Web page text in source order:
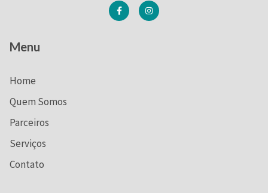
Menu
Home
Quem Somos
Parceiros
Serviços
Contato